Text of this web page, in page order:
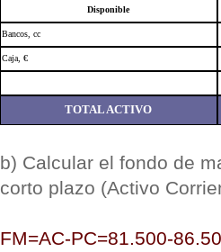
Disponible
Bancos, cc
Caja, €
TOTAL ACTIVO
b) Calcular el fondo de
corto plazo (Activo
FM=AC-PC=81.500-